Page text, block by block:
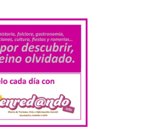
del 12 de
parque amplía su
y refuerza los
y la
En Alto
continuará la
de Estación